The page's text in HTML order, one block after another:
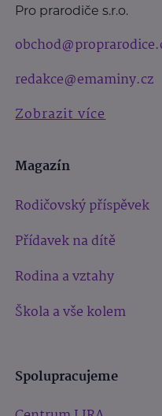
Pro prarodiče s.r.o.
redakce@emaminy.cz
Zobrazit více
Magazín
Rodičovský příspěvek
Přídavek na dítě
Rodina a vztahy
Škola a vše kolem
Spolupracujeme